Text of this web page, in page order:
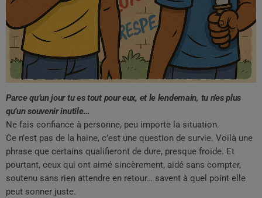
Parce qu’un jour tu es tout pour eux, et le lendemain, tu n’es plus
qu’un souvenir inutile…
Ne fais confiance à personne, peu importe la situation.
Ce n’est pas de la haine, c’est une question de survie. Voilà une
phrase que certains qualifieront de dure, presque froide. Et
pourtant, ceux qui ont aimé sincèrement, aidé sans compter,
soutenu sans rien attendre en retour… savent à quel point elle
peut sonner juste.